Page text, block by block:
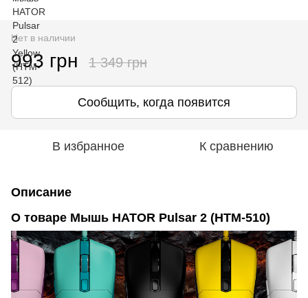
Нет в наличии
993 грн 1 349 грн
Сообщить, когда появится
В избранное К сравнению
Описание
О товаре Мышь HATOR Pulsar 2 (HTM-510)